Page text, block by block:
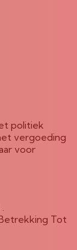
politiek
vergoeding
voor
Tot